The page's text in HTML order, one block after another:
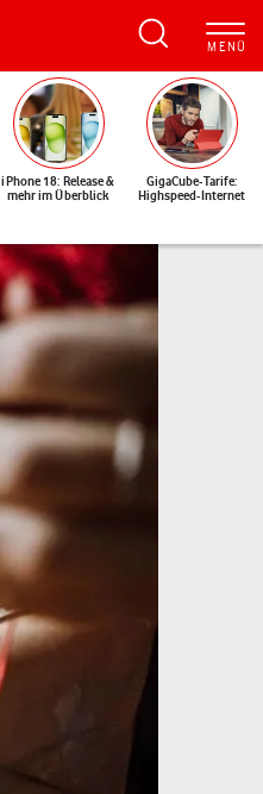
iPhone 18: Release &
mehr im Überblick
GigaCube-Tarife:
Highspeed-Internet